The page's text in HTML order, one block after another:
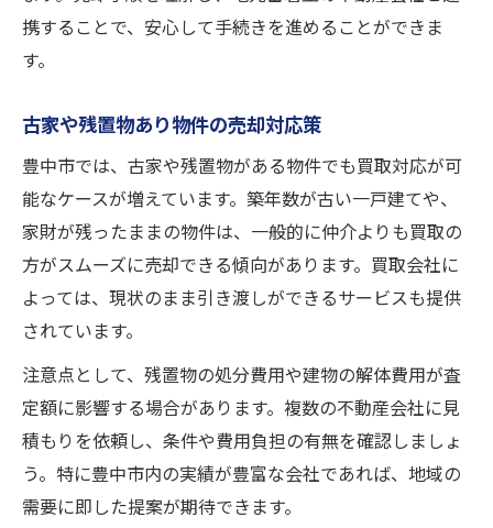
携することで、安心して手続きを進めることができま
す。
古家や残置物あり物件の売却対応策
豊中市では、古家や残置物がある物件でも買取対応が可
能なケースが増えています。築年数が古い一戸建てや、
家財が残ったままの物件は、一般的に仲介よりも買取の
方がスムーズに売却できる傾向があります。買取会社に
よっては、現状のまま引き渡しができるサービスも提供
されています。
注意点として、残置物の処分費用や建物の解体費用が査
定額に影響する場合があります。複数の不動産会社に見
積もりを依頼し、条件や費用負担の有無を確認しましょ
う。特に豊中市内の実績が豊富な会社であれば、地域の
需要に即した提案が期待できます。